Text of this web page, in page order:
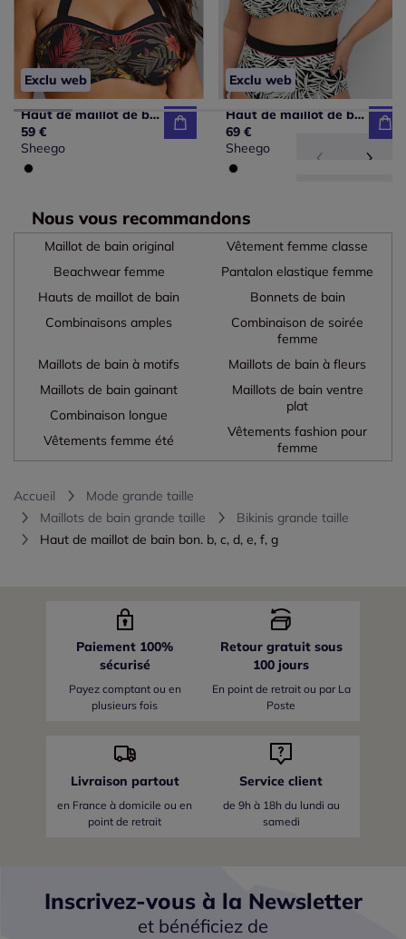
Exclu web
Haut de maillot de bain forme cache-cœur
59 €
Sheego
Exclu web
Haut de maillot de bain
69 €
Sheego
Nous vous recommandons
Maillot de bain original
Beachwear femme
Hauts de maillot de bain
Combinaisons amples
Vêtement femme classe
Pantalon elastique femme
Bonnets de bain
Combinaison de soirée
femme
Maillots de bain à motifs
Maillots de bain gainant
Combinaison longue
Vêtements femme été
Maillots de bain à fleurs
Maillots de bain ventre
plat
Vêtements fashion pour
femme
Accueil
Mode grande taille
Maillots de bain grande taille
Bikinis grande taille
Haut de maillot de bain bon. b, c, d, e, f, g
Paiement 100%
sécurisé
Payez comptant ou en
plusieurs fois
Retour gratuit sous
100 jours
En point de retrait ou par La
Poste
Livraison partout
en France à domicile ou en
point de retrait
Service client
de 9h à 18h du lundi au
samedi
Inscrivez-vous à la Newsletter
et bénéficiez de